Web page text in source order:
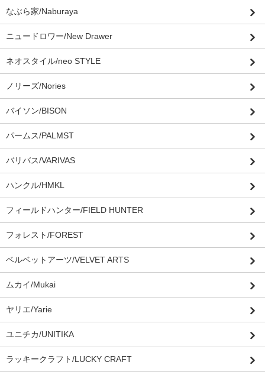
なぶら家/Naburaya
ニュードロワー/New Drawer
ネオスタイル/neo STYLE
ノリーズ/Nories
バイソン/BISON
パームス/PALMST
バリバス/VARIVAS
ハンクル/HMKL
フィールドハンター/FIELD HUNTER
フォレスト/FOREST
ベルベットアーツ/VELVET ARTS
ムカイ/Mukai
ヤリエ/Yarie
ユニチカ/UNITIKA
ラッキークラフト/LUCKY CRAFT